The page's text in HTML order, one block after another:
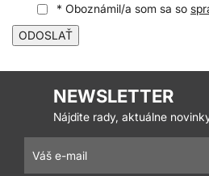
* Oboznámil/a som sa so
ODOSLAŤ
NEWSLETTER
Nájdite rady, aktuálne